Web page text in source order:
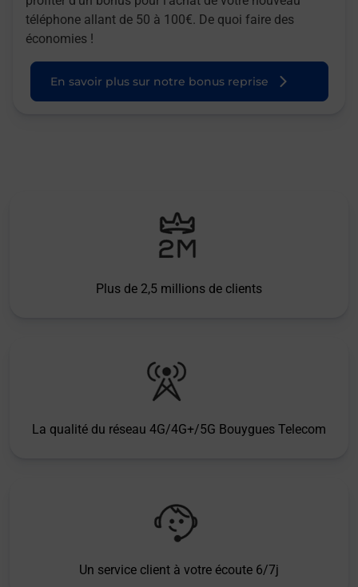
téléphone allant de 50 à 100€. De quoi faire des
économies !
En savoir plus sur notre bonus reprise
Plus de 2,5 millions de clients
La qualité du réseau 4G/4G+/5G Bouygues Telecom
Un service client à votre écoute 6/7j